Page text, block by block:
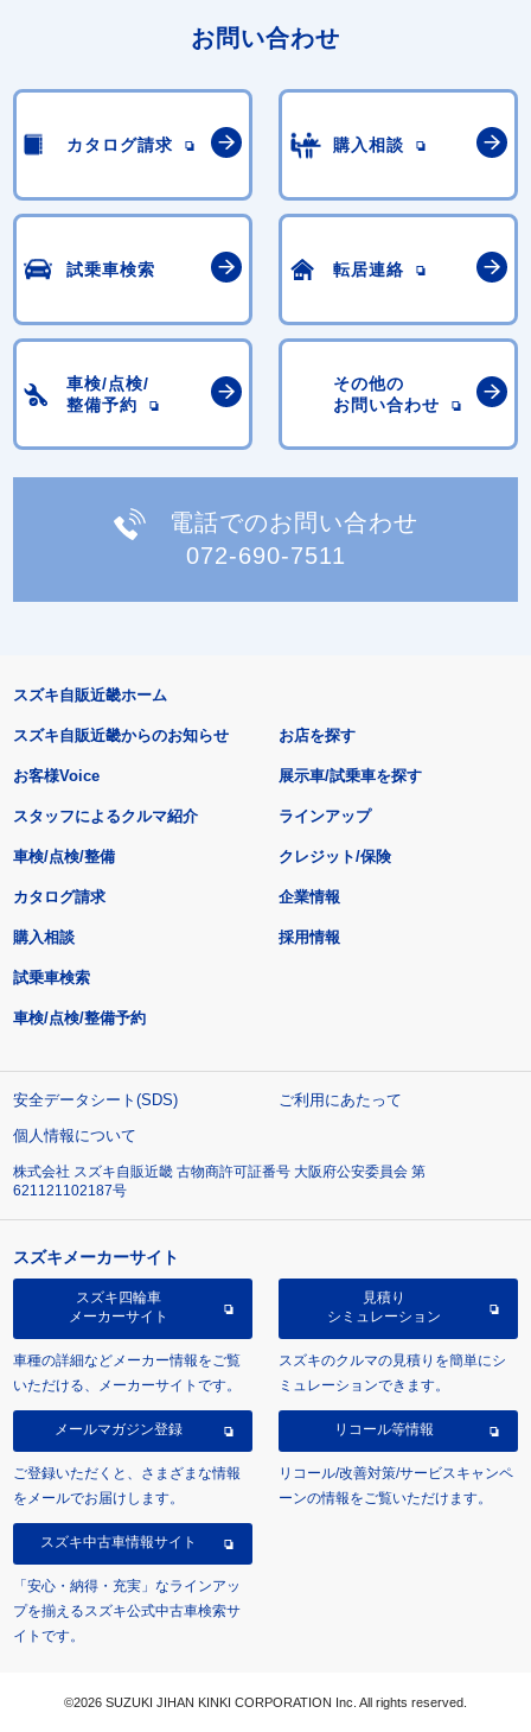
お問い合わせ
カタログ請求 購入相談
試乗車検索 転居連絡
車検/点検/
整備予約
その他の
お問い合わせ
電話でのお問い合わせ
072-690-7511
スズキ自販近畿ホーム
スズキ自販近畿からのお知らせ
お客様Voice
スタッフによるクルマ紹介
お店を探す
展示車/試乗車を探す
ラインアップ
車検/点検/整備 クレジット/保険
カタログ請求
購入相談
試乗車検索
車検/点検/整備予約
企業情報
採用情報
安全データシート(SDS)
ご利用にあたって
個人情報について
株式会社 スズキ自販近畿 古物商許可証番号 大阪府公安委員会 第
621121102187号
スズキメーカーサイト
スズキ四輪車
メーカーサイト
車種の詳細などメーカー情報をご覧
いただける、メーカーサイトです。
見積り
シミュレーション
スズキのクルマの見積りを簡単にシ
ミュレーションできます。
メールマガジン登録
ご登録いただくと、さまざまな情報
をメールでお届けします。
リコール等情報
リコール/改善対策/サービスキャンペ
ーンの情報をご覧いただけます。
スズキ中古車情報サイト
「安心・納得・充実」なラインアッ
プを揃えるスズキ公式中古車検索サ
イトです。
©2026 SUZUKI JIHAN KINKI CORPORATION Inc. All rights reserved.